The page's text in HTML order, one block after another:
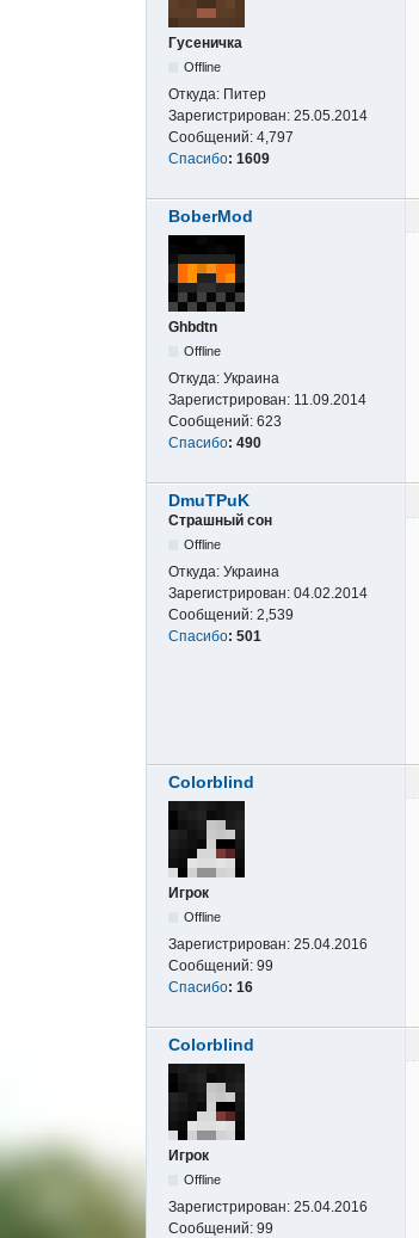
Гусеничка
Offline
Откуда: Питер
Зарегистрирован: 25.05.2014
Сообщений: 4,797
Спасибо: 1609
BoberMod
Ghbdtn
Offline
Откуда: Украина
Зарегистрирован: 11.09.2014
Сообщений: 623
Спасибо: 490
DmuTPuK
Страшный сон
Offline
Откуда: Украина
Зарегистрирован: 04.02.2014
Сообщений: 2,539
Спасибо: 501
Colorblind
Игрок
Offline
Зарегистрирован: 25.04.2016
Сообщений: 99
Спасибо: 16
Colorblind
Игрок
Offline
Зарегистрирован: 25.04.2016
Сообщений: 99